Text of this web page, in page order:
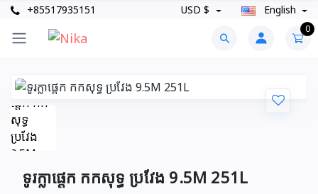
+85517935151 USD $ English
0
ទូរក្លាផ្តេក កកសុទ្ធ ប្រវែង 9.5M 251L